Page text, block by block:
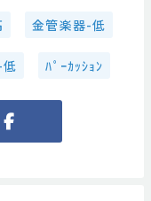
金管楽器-低
ﾊﾟｰｶｯｼｮﾝ